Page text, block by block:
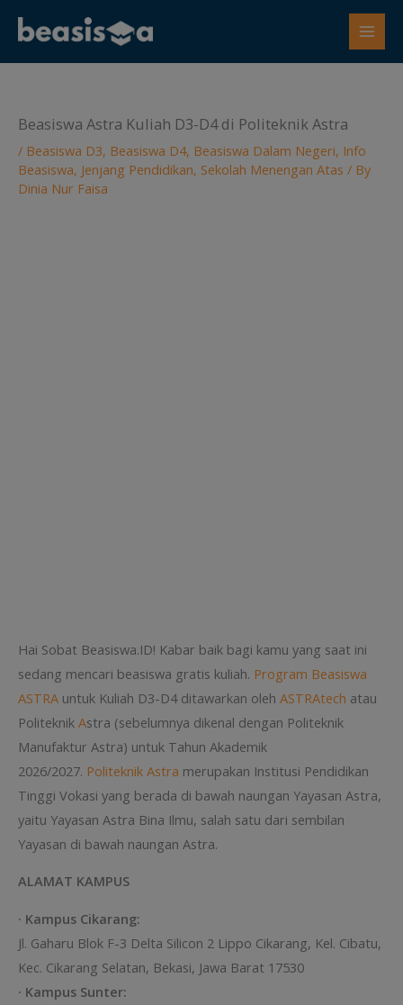
content
Beasiswa Astra Kuliah D3-D4 di Politeknik Astra
/ Beasiswa D3, Beasiswa D4, Beasiswa Dalam Negeri, Info
Beasiswa, Jenjang Pendidikan, Sekolah Menengan Atas / By
Dinia Nur Faisa
Hai Sobat Beasiswa.ID! Kabar baik bagi kamu yang saat ini
sedang mencari beasiswa gratis kuliah. Program Beasiswa
ASTRA untuk Kuliah D3-D4 ditawarkan oleh ASTRAtech atau
Politeknik Astra (sebelumnya dikenal dengan Politeknik
Manufaktur Astra) untuk Tahun Akademik
2026/2027. Politeknik Astra merupakan Institusi Pendidikan
Tinggi Vokasi yang berada di bawah naungan Yayasan Astra,
yaitu Yayasan Astra Bina Ilmu, salah satu dari sembilan
Yayasan di bawah naungan Astra.
ALAMAT KAMPUS
· Kampus Cikarang:
Jl. Gaharu Blok F-3 Delta Silicon 2 Lippo Cikarang, Kel. Cibatu,
Kec. Cikarang Selatan, Bekasi, Jawa Barat 17530
· Kampus Sunter: